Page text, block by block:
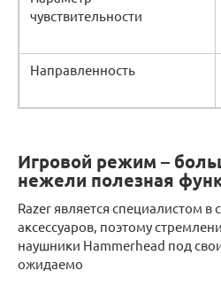
чувствительности
Направленность
Игровой режим –
нежели полезная
Razer является специалистом в
аксессуаров, поэтому
наушники Hammerhead под
ожидаемо